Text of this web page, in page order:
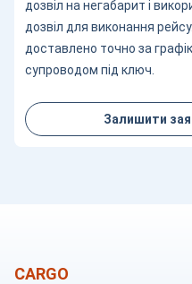
дозвіл на негабарит і
дозвіл для виконання
доставлено точно за
супроводом під ключ.
Залишити
CARGO